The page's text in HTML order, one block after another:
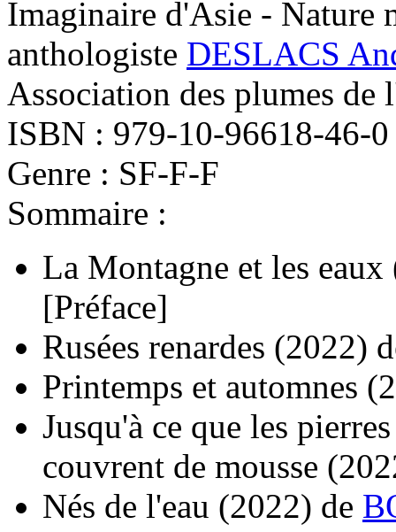
Imaginaire d'Asie - Nature
anthologiste DESLACS
Association des plumes
ISBN : 979-10-96618-46-0
Genre : SF-F-F
Sommaire :
La Montagne et les eaux
[Préface]
Rusées renardes (2022)
Printemps et automnes
Jusqu'à ce que les
couvrent de mousse
Nés de l'eau (2022) de